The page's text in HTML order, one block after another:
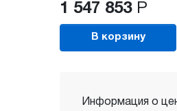
1 547 853 Р
В корзину
Информация о